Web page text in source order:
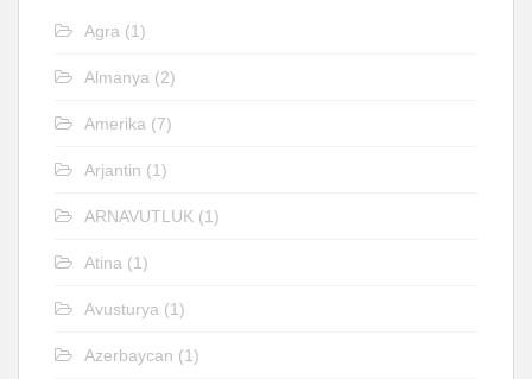
Agra (1)
Almanya (2)
Amerika (7)
Arjantin (1)
ARNAVUTLUK (1)
Atina (1)
Avusturya (1)
Azerbaycan (1)